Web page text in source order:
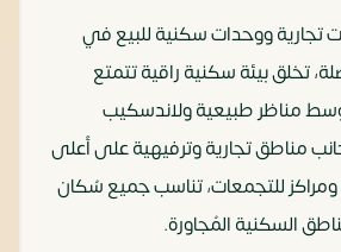
تجارية ووحدات سكنية للبيع في
تخلق بيئة سكنية راقية تتمتع
مناظر طبيعية ولاندسكيب
مناطق تجارية وترفيهية على أعلى
للتجمعات، تناسب جميع سُكان
السكنية المُجاورة.